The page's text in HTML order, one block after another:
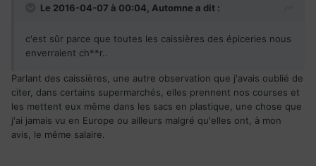
Le 2016-04-07 à 00:04, Automne a dit :
c'est sûr parce que toutes les caissières des épiceries nous
enverraient ch**r..
Parlant des caissières, une autre observation que j'avais oublié de
citer, dans certains supermarchés, elles prennent nos courses et
les mettent eux même dans les sacs en plastique, une chose que
j'ai jamais vu en Europe ou ailleurs malgré qu'elles ont, à mon
avis, le même salaire.